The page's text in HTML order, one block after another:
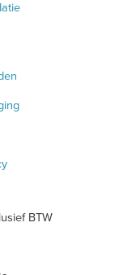
BTW